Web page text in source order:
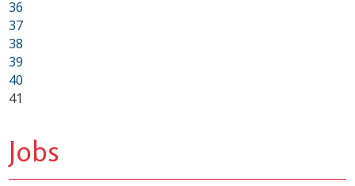
36
37
38
39
40
41
Jobs